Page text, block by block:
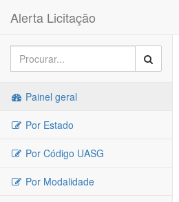
Alerta Licitação
Painel geral
Por Estado
Por Código UASG
Por Modalidade